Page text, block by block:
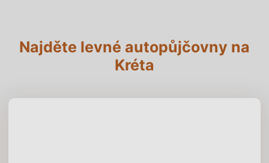
Najděte levné autopůjčovny na
Kréta